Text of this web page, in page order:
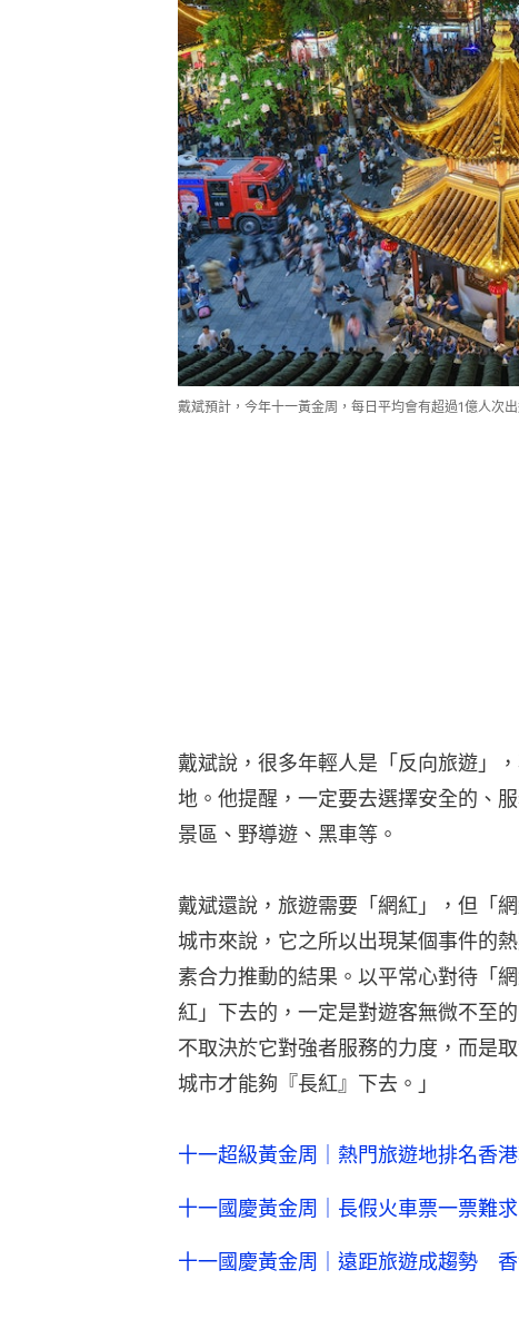
戴斌預計，今年十一黃金周，每日平均會有超過1億人次
戴斌說，很多年輕人是「反向旅遊」
地。他提醒，一定要去選擇安全的、
景區、野導遊、黑車等。
戴斌還說，旅遊需要「網紅」，但「
城市來說，它之所以出現某個事件的
素合力推動的結果。以平常心對待「
紅」下去的，一定是對遊客無微不至
不取決於它對強者服務的力度，而是
城市才能夠『長紅』下去。」
十一超級黃金周｜熱門旅遊地排名香
十一國慶黃金周｜長假火車票一票難
十一國慶黃金周｜遠距旅遊成趨勢